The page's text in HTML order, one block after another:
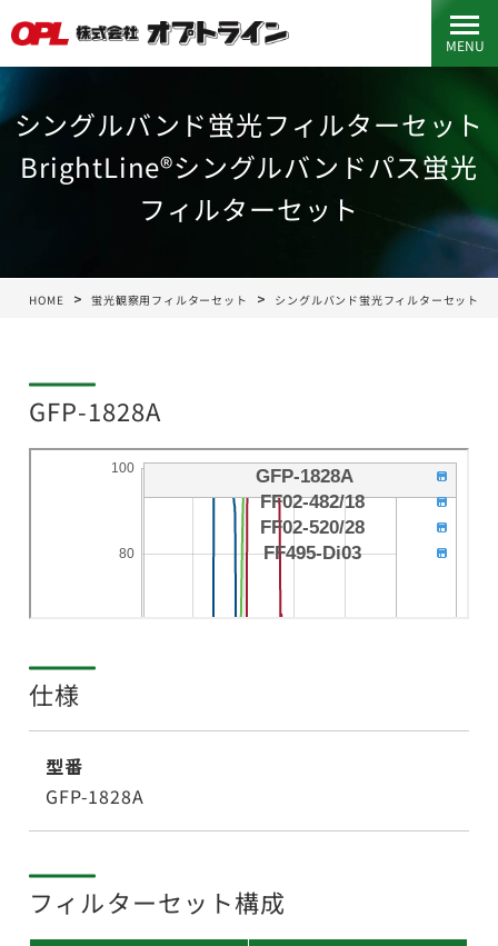
MENU
シングルバンド蛍光フィルターセット
BrightLine®シングルバンドパス蛍光
フィルターセット
HOME 蛍光観察用フィルターセット シングルバンド蛍光フィルターセット
GFP-1828A
仕様
型番
GFP-1828A
フィルターセット構成